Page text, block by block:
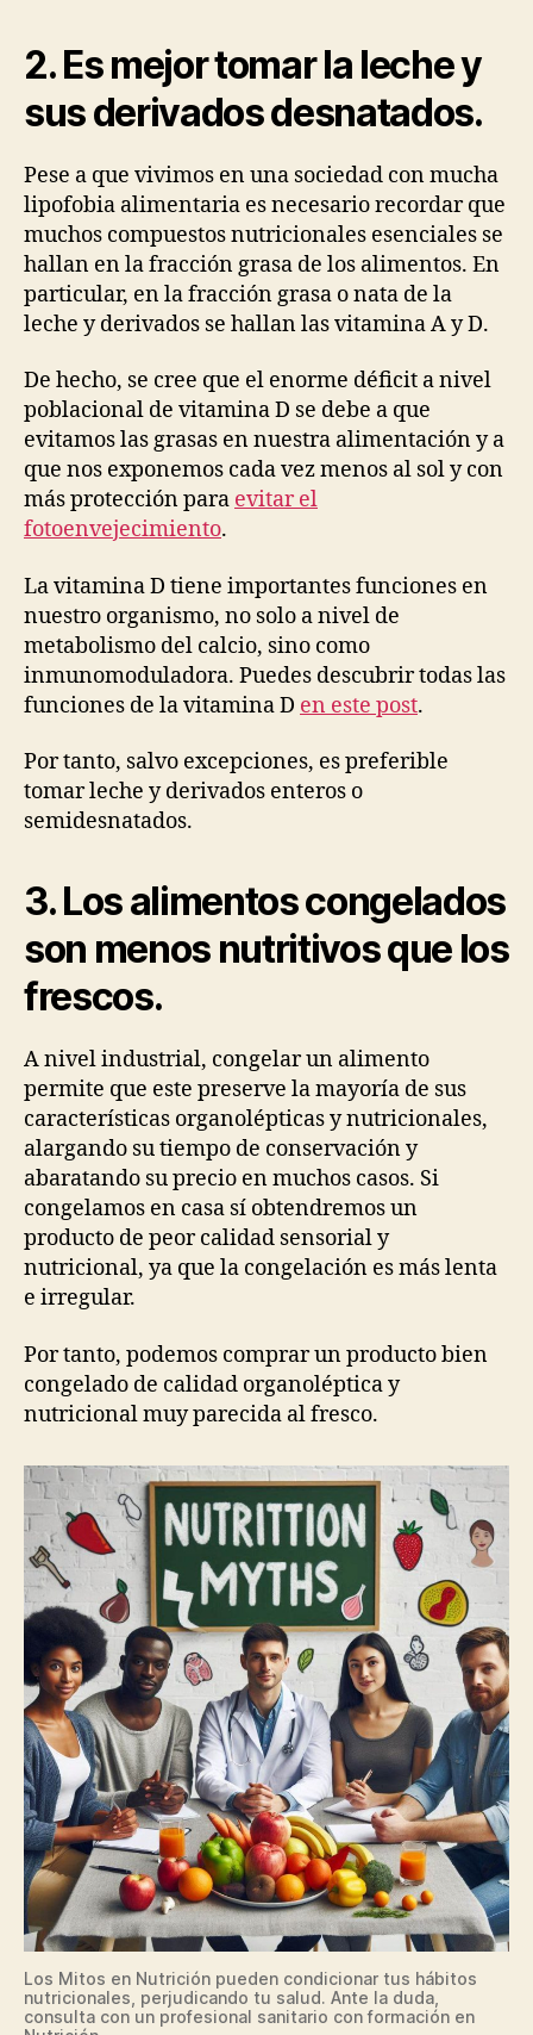
2.Es mejor tomar la leche y
sus derivados desnatados.
Pese a que vivimos en una sociedad con mucha
lipofobia alimentaria es necesario recordar que
muchos compuestos nutricionales esenciales se
hallan en la fracción grasa de los alimentos. En
particular, en la fracción grasa o nata de la
leche y derivados se hallan las vitamina A y D.
De hecho, se cree que el enorme déficit a nivel
poblacional de vitamina D se debe a que
evitamos las grasas en nuestra alimentación y a
que nos exponemos cada vez menos al sol y con
más protección para evitar el
fotoenvejecimiento.
La vitamina D tiene importantes funciones en
nuestro organismo, no solo a nivel de
metabolismo del calcio, sino como
inmunomoduladora. Puedes descubrir todas las
funciones de la vitamina D en este post.
Por tanto, salvo excepciones, es preferible
tomar leche y derivados enteros o
semidesnatados.
3. Los alimentos congelados
son menos nutritivos que los
frescos.
A nivel industrial, congelar un alimento
permite que este preserve la mayoría de sus
características organolépticas y nutricionales,
alargando su tiempo de conservación y
abaratando su precio en muchos casos. Si
congelamos en casa sí obtendremos un
producto de peor calidad sensorial y
nutricional, ya que la congelación es más lenta
e irregular.
Por tanto, podemos comprar un producto bien
congelado de calidad organoléptica y
nutricional muy parecida al fresco.
Los Mitos en Nutrición pueden condicionar tus hábitos
nutricionales, perjudicando tu salud. Ante la duda,
consulta con un profesional sanitario con formación en